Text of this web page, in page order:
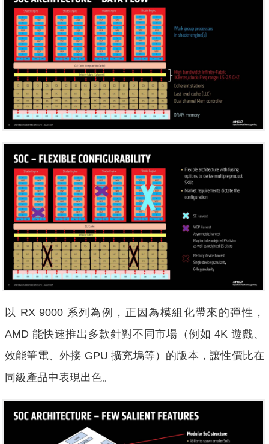
以 RX 9000 系列為例，正因為模組化帶來的彈性，
AMD 能快速推出多款針對不同市場（例如 4K 遊戲、
效能筆電、外接 GPU 擴充塢等）的版本，讓性價比在
同級產品中表現出色。